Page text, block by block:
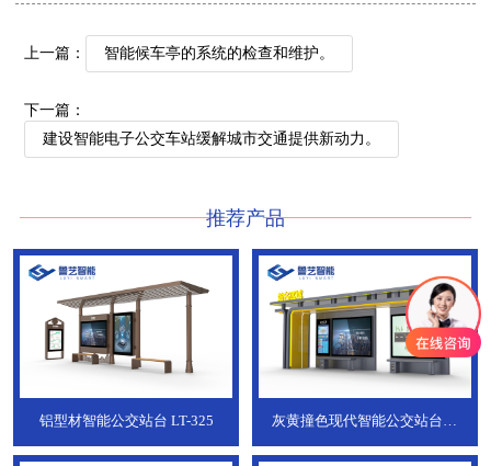
上一篇： 智能候车亭的系统的检查和维护。
下一篇：
建设智能电子公交车站缓解城市交通提供新动力。
推荐产品
铝型材智能公交站台 LT-325
灰黄撞色现代智能公交站台，